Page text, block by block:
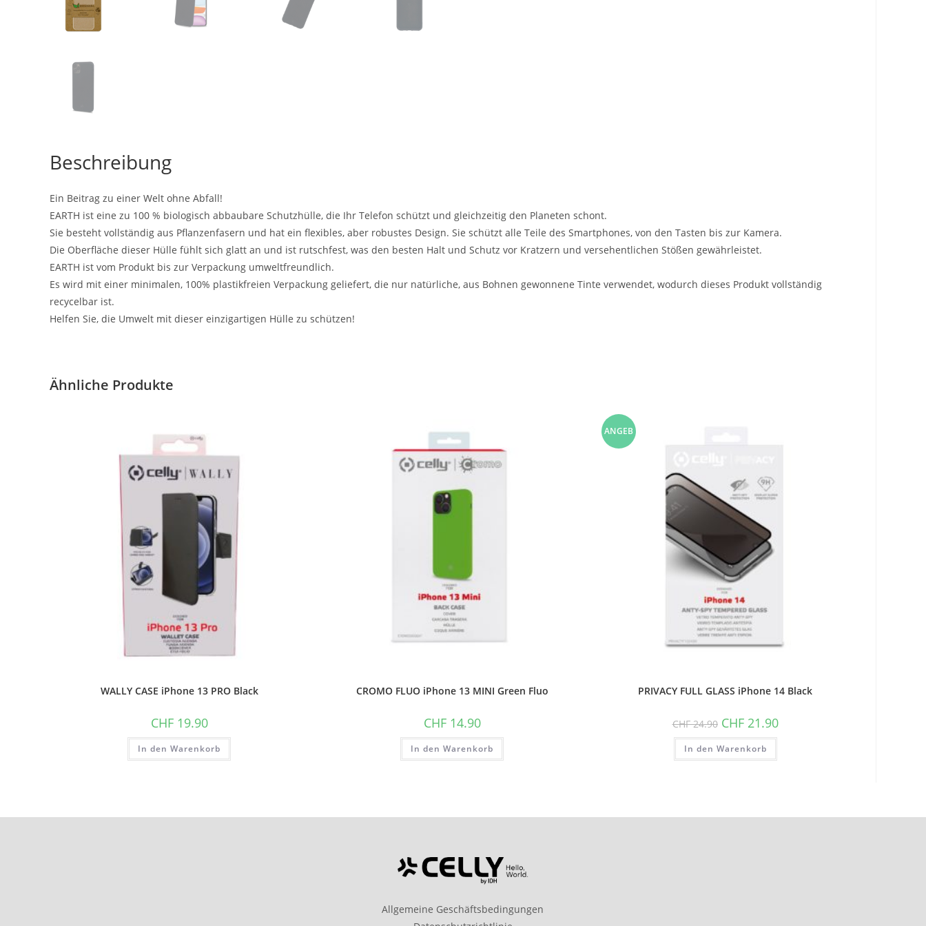
Beschreibung
Ein Beitrag zu einer Welt ohne Abfall!
EARTH ist eine zu 100 % biologisch abbaubare Schutzhülle, die Ihr Telefon schützt und gleichzeitig den Planeten schont.
Sie besteht vollständig aus Pflanzenfasern und hat ein flexibles, aber robustes Design. Sie schützt alle Teile des Smartphones, von den Tasten bis zur Kamera.
Die Oberfläche dieser Hülle fühlt sich glatt an und ist rutschfest, was den besten Halt und Schutz vor Kratzern und versehentlichen Stößen gewährleistet.
EARTH ist vom Produkt bis zur Verpackung umweltfreundlich.
Es wird mit einer minimalen, 100% plastikfreien Verpackung geliefert, die nur natürliche, aus Bohnen gewonnene Tinte verwendet, wodurch dieses Produkt vollständig
recycelbar ist.
Helfen Sie, die Umwelt mit dieser einzigartigen Hülle zu schützen!
Ähnliche Produkte
WALLY CASE iPhone 13 PRO Black
CHF19.90
In den Warenkorb
CROMO FLUO iPhone 13 MINI Green Fluo
CHF14.90
In den Warenkorb
ANGEB
PRIVACY FULL GLASS iPhone 14 Black
CHF24.90 Ursprünglicher
Preis
war:
CHF 24.90
CHF21.90Aktueller
Preis
In den Warenkorb
Allgemeine Geschäftsbedingungen